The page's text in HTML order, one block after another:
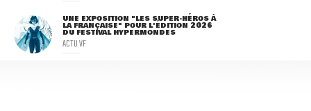
UNE EXPOSITION "LES SUPER-HÉROS À
LA FRANÇAISE" POUR L'ÉDITION 2026
DU FESTIVAL HYPERMONDES
ACTU VF